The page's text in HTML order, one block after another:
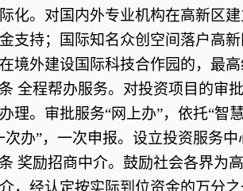
化。对国内外专业机构在高新区
支持；国际知名众创空间落户高
境外建设国际科技合作园的，最
全程帮办服务。对投资项目的审
理。审批服务“网上办”，依托“智
次办”，一次申报。设立投资服务
奖励招商中介。鼓励社会各界为
，经认定按实际到位资金的万分